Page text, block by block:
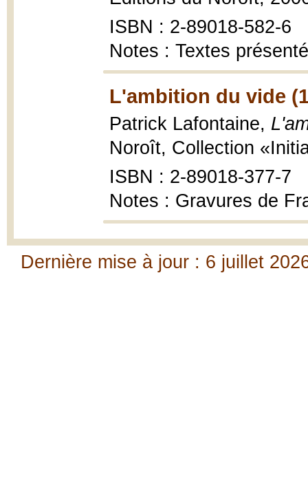
ISBN : 2-89018-582-6
Notes : Textes
L'ambition du vide
Patrick Lafontaine,
Noroît, Collection
ISBN : 2-89018-377-7
Notes : Gravures de
Dernière mise à jour : 6 juillet